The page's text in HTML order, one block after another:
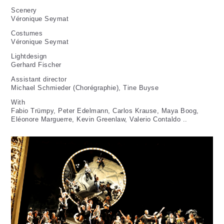
Scenery
Véronique Seymat
Costumes
Véronique Seymat
Lightdesign
Gerhard Fischer
Assistant director
Michael Schmieder (Chorégraphie), Tine Buyse
With
Fabio Trümpy, Peter Edelmann, Carlos Krause, Maya Boog,
Eléonore Marguerre, Kevin Greenlaw, Valerio Contaldo ..